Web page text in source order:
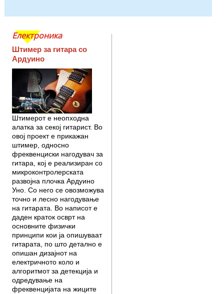
Електроника
Штимер за гитара со
Ардуино
Штимерот е неопходна
алатка за секој гитарист. Во
овој проект е прикажан
штимер, односно
фреквенциски нагодувач за
гитара, кој е реализиран со
микроконтролерската
развојна плочка Ардуино
Уно. Со него се овозможува
точно и лесно нагодување
на гитарата. Во написот е
даден краток осврт на
основните физички
принципи кои ја опишуваат
гитарата, по што детално е
опишан дизајнот на
електричното коло и
алгоритмот за детекција и
одредување на
фреквенцијата на жиците